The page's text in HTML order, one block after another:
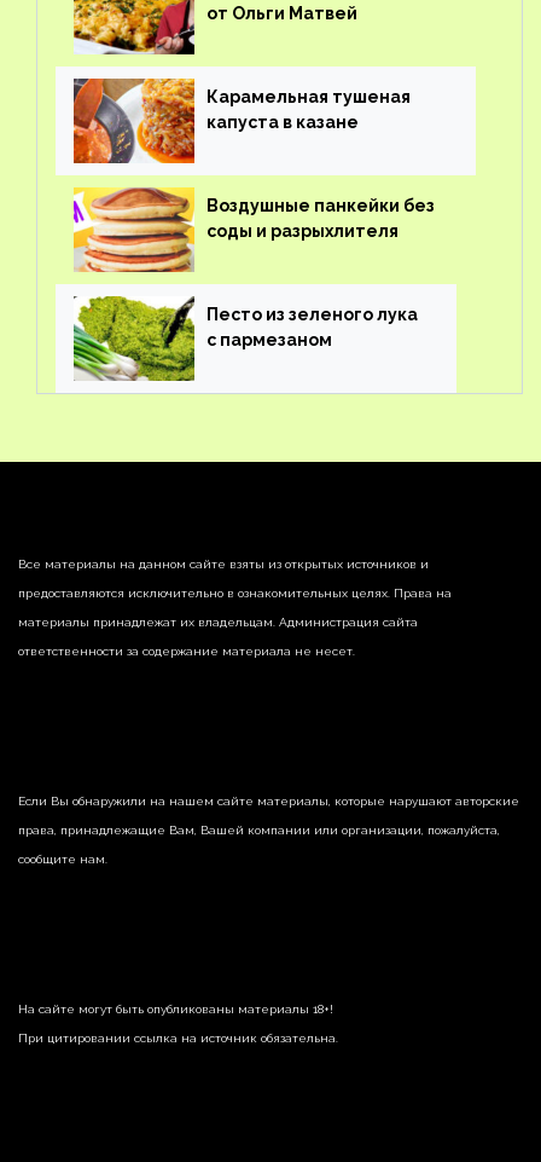
от Ольги Матвей
Карамельная тушеная
капуста в казане
Воздушные панкейки без
соды и разрыхлителя
Песто из зеленого лука
с пармезаном
Все материалы на данном сайте взяты из открытых источников и
предоставляются исключительно в ознакомительных целях. Права на
материалы принадлежат их владельцам. Администрация сайта
ответственности за содержание материала не несет.
Если Вы обнаружили на нашем сайте материалы, которые нарушают авторские
права, принадлежащие Вам, Вашей компании или организации, пожалуйста,
сообщите нам.
На сайте могут быть опубликованы материалы 18+!
При цитировании ссылка на источник обязательна.